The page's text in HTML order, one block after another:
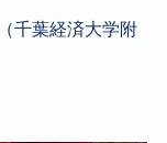
千葉経済大学附